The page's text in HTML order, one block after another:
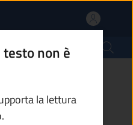
scheda).
Golginon è
la lettura